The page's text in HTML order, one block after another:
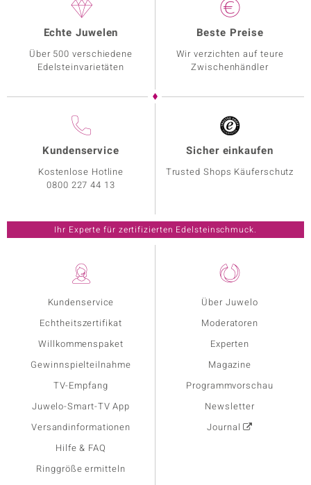
Kundenservice
Echtheitszertifikat
Willkommenspaket
Gewinnspielteilnahme
TV-Empfang
Juwelo-Smart-TV App
Versandinformationen
Hilfe & FAQ
Ringgröße ermitteln
Über Juwelo
Moderatoren
Experten
Magazine
Programmvorschau
Newsletter
Journal
Echte Juwelen
Über 500 verschiedene
Edelsteinvarietäten
Beste Preise
Wir verzichten auf teure
Zwischenhändler
Kundenservice
Kostenlose Hotline
0800 227 44 13
Sicher einkaufen
Trusted Shops Käuferschutz
Ihr Experte für zertifizierten Edelsteinschmuck.